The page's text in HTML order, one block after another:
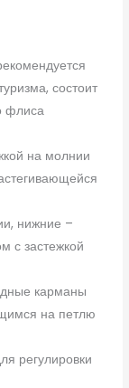
состоит
флиса
на молнии
нижние –
с застежкой
карманы
на петлю
регулировки